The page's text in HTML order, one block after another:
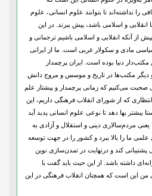
را نداشته‌اند تا بتوانند علوم انسانی، علوم
و اسلامی باشد، پیش ببرند. در این
از آنکه انقلابی و اسلامی باشیم ترجمانی و
مادی و سکولار غربی است. ما از ایرانی
دنیا بوده است. ایران‌ پرچمدار
دیگر مکتب‌ها در تاریخ و موسس و مروج دانش
صحبت می‌کنیم که زمانی پرچمدار و پیشتاز علم
که از شورای انقلاب فرهنگی داریم، این
بیشتر بها دهد تا نوعی علوم انسانی پدید آید
یعنی مردم‌سالاری دینی و استقلال و آزادی به
ما را بالا ببرد و کشور را در جهت توسعه
کند و درنهایت در تمدن‌سازی نوین
داشته باشد. از این حیث باید گفت با
این است که همچنان انقلاب فرهنگی در این